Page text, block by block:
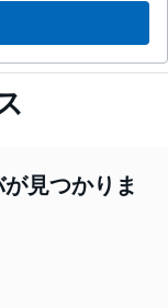
見つかりま